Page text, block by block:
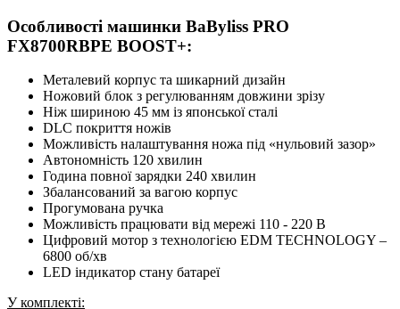
Особливості машинки BaByliss PRO
FX8700RBPE BOOST+:
Металевий корпус та шикарний дизайн
Ножовий блок з регулюванням довжини зрізу
Ніж шириною 45 мм із японської сталі
DLC покриття ножів
Можливість налаштування ножа під «нульовий зазор»
Автономність 120 хвилин
Година повної зарядки 240 хвилин
Збалансований за вагою корпус
Прогумована ручка
Можливість працювати від мережі 110 - 220 В
Цифровий мотор з технологією EDM TECHNOLOGY –
6800 об/хв
LED індикатор стану батареї
У комплекті: